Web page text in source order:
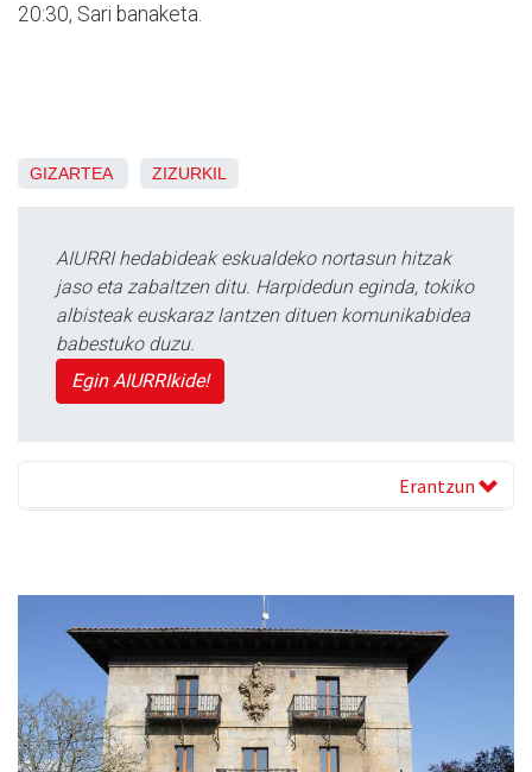
20:30, Sari banaketa.
GIZARTEA ZIZURKIL
AIURRI hedabideak eskualdeko nortasun hitzak
jaso eta zabaltzen ditu. Harpidedun eginda, tokiko
albisteak euskaraz lantzen dituen komunikabidea
babestuko duzu.
Egin AIURRIkide!
Erantzun